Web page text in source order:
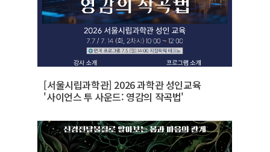
[서울시립과학관] 2026 과학관 성인교육
'사이언스 투 사운드: 영감의 작곡법'